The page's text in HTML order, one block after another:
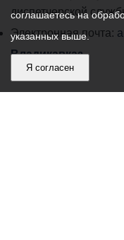
самоуправления
города
Владикавказ:
диспетчерской
Электронная почта:
Владикавказ
соглашаетесь на
указанных выше.
Я согласен